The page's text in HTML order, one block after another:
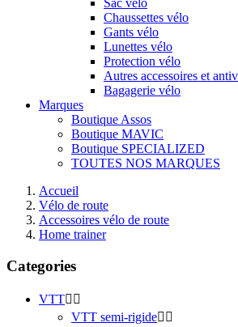
Sac vélo
Chaussettes vélo
Gants vélo
Lunettes vélo
Protection vélo
Autres accessoires et
Bagagerie vélo
Marques
Boutique Assos
Boutique MAVIC
Boutique SPECIALIZED
TOUTES NOS MARQUES
Accueil
Vélo de route
Accessoires vélo de route
Home trainer
Categories
VTT 
VTT semi-rigide 